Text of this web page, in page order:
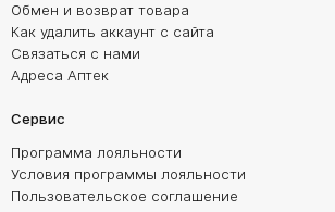
Обмен и возврат товара
Как удалить аккаунт с сайта
Связаться с нами
Адреса Аптек
Сервис
Программа лояльности
Условия программы лояльности
Пользовательское соглашение